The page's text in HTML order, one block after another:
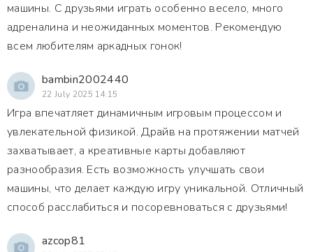
машины. С друзьями играть особенно весело, много
адреналина и неожиданных моментов. Рекомендую
всем любителям аркадных гонок!
bambin2002440
22 July 2025 14:15
Игра впечатляет динамичным игровым процессом и
увлекательной физикой. Драйв на протяжении матчей
захватывает, а креативные карты добавляют
разнообразия. Есть возможность улучшать свои
машины, что делает каждую игру уникальной. Отличный
способ расслабиться и посоревноваться с друзьями!
azcop81